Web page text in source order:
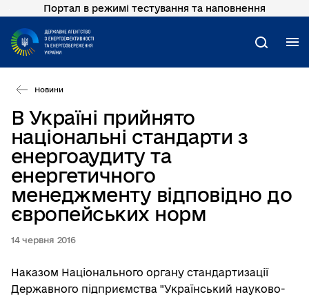
Перейти
основного
вмісту
Портал в режимі тестування та наповнення
Пошук
Новини
В Україні прийнято
національні стандарти з
енергоаудиту та
енергетичного
менеджменту відповідно до
європейських норм
14 червня 2016
Наказом Національного органу стандартизації
Державного підприємства "Український науково-